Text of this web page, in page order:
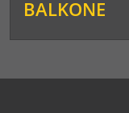
BALKONE